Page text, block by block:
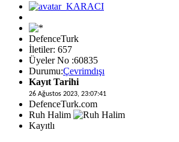
DefenceTurk
İletiler: 657
Üyeler No :60835
Durumu:Çevrimdışı
Kayıt Tarihi
26 Ağustos 2023, 23:07:41
DefenceTurk.com
Ruh Halim
Kayıtlı